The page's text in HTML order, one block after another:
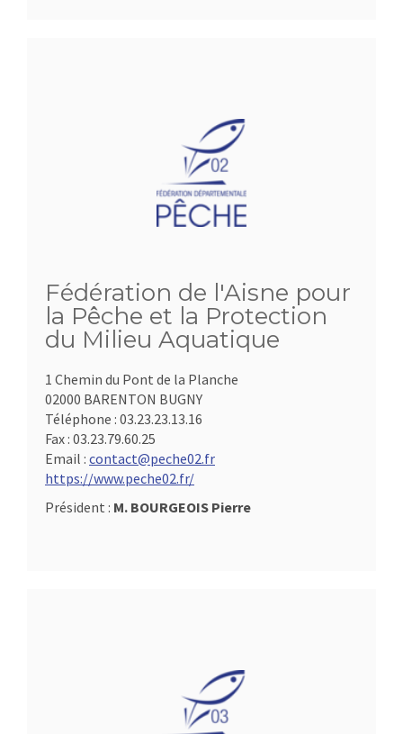
Fédération de l'Aisne pour
la Pêche et la Protection
du Milieu Aquatique
1 Chemin du Pont de la Planche
02000 BARENTON BUGNY
Téléphone : 03.23.23.13.16
Fax : 03.23.79.60.25
Email : contact@peche02.fr
https://www.peche02.fr/
Président : M. BOURGEOIS Pierre